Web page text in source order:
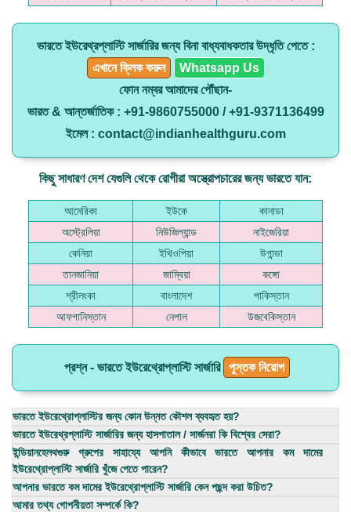
ভারতে ইউরেথ্রপ্লাস্টি সার্জারির জন্য বিনা বাধ্যবাধকতার উদ্ধৃতি পেতে :
এখানে ক্লিক করুন
Whatsapp Us
ফোন নম্বর আমাদের পৌঁছান-
ভারত & আন্তর্জাতিক : +91-9860755000 / +91-9371136499
ইমেল : contact@indianhealthguru.com
কিছু সাধারণ দেশ যেগুলি থেকে রোগীরা অস্ত্রোপচারের জন্য ভারতে যান:
আমেরিকা ইউকে
কানাডা
অস্ট্রেলিয়া
নিউজিল্যান্ড
নাইজেরিয়া
কেনিয়া
ইথিওপিয়া
উগান্ডা
তানজানিয়া
জাম্বিয়া
কঙ্গো
শ্রীলংকা
বাংলাদেশ
পাকিস্তান
আফগানিস্তান
নেপাল উজবেকিস্তান
প্রশ্ন - ভারতে ইউরেথ্রোপ্লাস্টি সার্জারি পুস্তক নিয়োগ
ভারতে ইউরেথ্রোপ্লাস্টির জন্য কোন উন্নত কৌশল ব্যবহৃত হয়?
ভারতে ইউরেথ্রপ্লাস্টি সার্জারির জন্য হাসপাতাল / সার্জনরা কি বিশ্বের সেরা?
ইন্ডিয়ানহেলথগুরু গ্রুপের সাহায্যে আপনি কীভাবে ভারতে আপনার কম দামের
ইউরেথ্রোপ্লাস্টি সার্জারি খুঁজে পেতে পারেন?
আপনার ভারতে কম দামের ইউরেথ্রোপ্লাস্টি সার্জারি কেন পছন্দ করা উচিত?
আমার তথ্য গোপনীয়তা সম্পর্কে কি?